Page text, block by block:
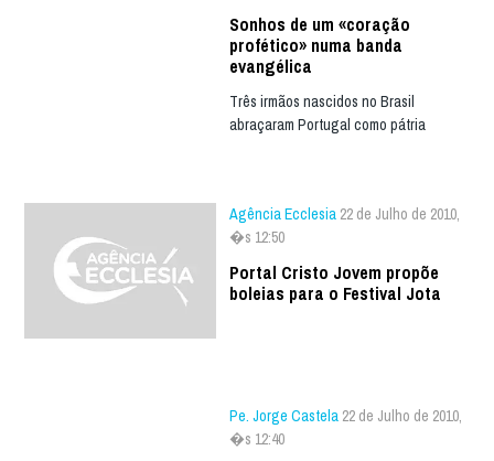
Sonhos de um «coração
profético» numa banda
evangélica
Três irmãos nascidos no Brasil
abraçaram Portugal como pátria
Agência Ecclesia 22 de Julho de 2010,
�s 12:50
Portal Cristo Jovem propõe
boleias para o Festival Jota
Pe. Jorge Castela 22 de Julho de 2010,
�s 12:40